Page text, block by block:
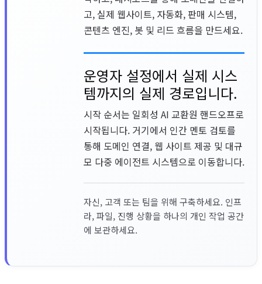
고, 실제 웹사이트, 자동화, 판매 시스템,
콘텐츠 엔진, 봇 및 리드 흐름을 만드세요.
운영자 설정에서 실제 시스
템까지의 실제 경로입니다.
시작 순서는 일회성 AI 교환원 핸드오프로
시작됩니다. 거기에서 인간 멘토 검토를
통해 도메인 연결, 웹 사이트 제공 및 대규
모 다중 에이전트 시스템으로 이동합니다.
자신, 고객 또는 팀을 위해 구축하세요. 인프
라, 파일, 진행 상황을 하나의 개인 작업 공간
에 보관하세요.